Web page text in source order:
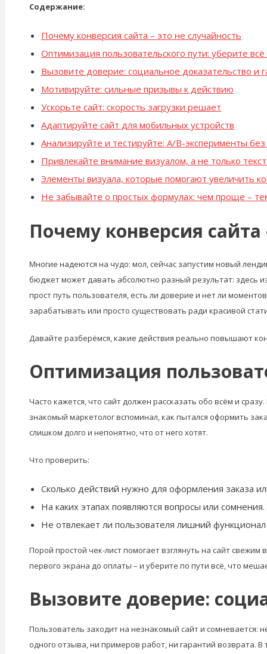
Содержание:
Почему конверсия сайта – это не случайность
Оптимизация пользовательского пути: уберите
Вызовите доверие: социальное доказательство и
Мотивируйте: сильные призывы к действию
Ускорьте сайт: скорость загрузки решает
Адаптируйте сайт для мобильных устройств
Анализируйте и тестируйте: A/B-эксперименты без
Привлекайте внимание визуалом, а не только
Элементы визуала, которые помогают увеличить
Не забывайте о простых формулах: чем проще –
Почему конверсия сайта
Многие надеются на чудо: мол, сейчас запустим новый
бюджет может давать абсолютно разный результат: здесь
прост путь пользователя, есть ли доверие и нет ли
зарабатывать или просто существовать ради красивой
Давайте разберёмся, какие действия реально повышают
Оптимизация
Часто кажется, что сайт должен рассказать обо всём и
знакомый маркетолог вспоминал, как пытался оформить
слишком долго и непонятно, что от него хотят.
Что проверить:
Сколько действий нужно для оформления заказа
На каких этапах появляются вопросы или сомнения.
Не отвлекает ли пользователя лишний
Порой простой чек-лист помогает взглянуть на сайт
первого экрана до оплаты – и уберите по пути всё, что
Вызовите доверие:
Пользователь заходит на незнакомый сайт и сомневается:
одного отзыва, ни примеров работ, ни гарантий возврата.